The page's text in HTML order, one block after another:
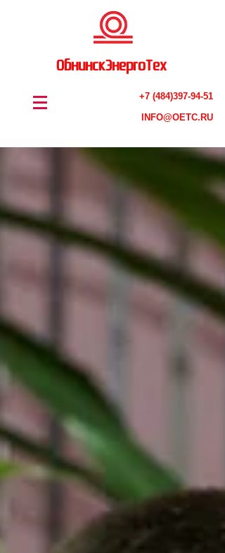
ОбнинскЭнергоТех
+7 (484)397-94-51
INFO@OETC.RU